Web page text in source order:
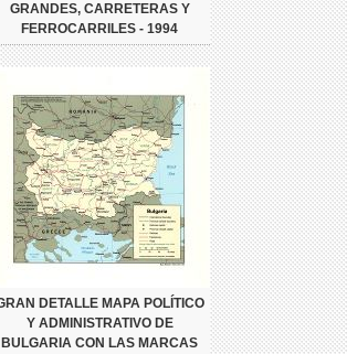
GRANDES, CARRETERAS Y
FERROCARRILES - 1994
DETALLE MAPA POLÍTICO
Y ADMINISTRATIVO DE
BULGARIA CON LAS MARCAS